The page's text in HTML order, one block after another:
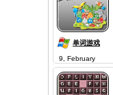
单词游戏
9, February